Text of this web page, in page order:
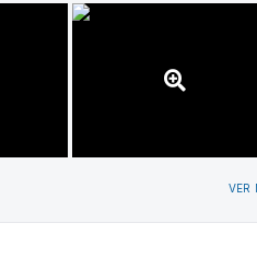
VER